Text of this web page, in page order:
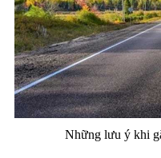
Những lưu ý khi